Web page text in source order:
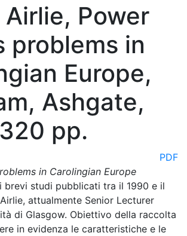
Power
problems in
Europe,
Ashgate,
pp.
PDF
in Carolingian Europe
brevi studi pubblicati tra il 1990 e il
attualmente Senior Lecturer
di Glasgow. Obiettivo della raccolta
in evidenza le caratteristiche e le